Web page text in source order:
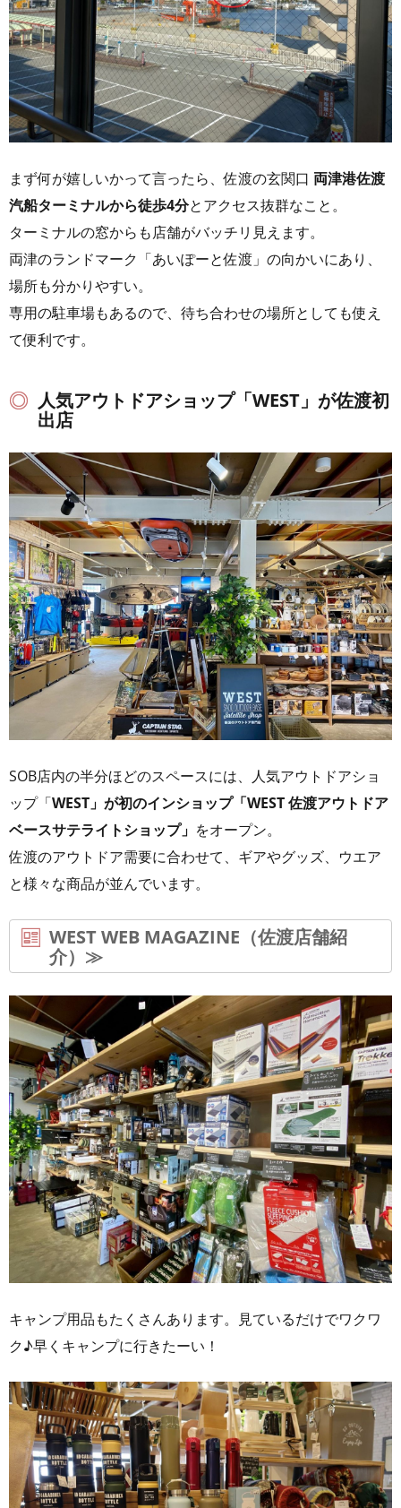
まず何が嬉しいかって言ったら、佐渡の玄関口 両津港佐渡
汽船ターミナルから徒歩4分とアクセス抜群なこと。
ターミナルの窓からも店舗がバッチリ見えます。
両津のランドマーク「あいぽーと佐渡」の向かいにあり、
場所も分かりやすい。
専用の駐車場もあるので、待ち合わせの場所としても使え
て便利です。
人気アウトドアショップ「WEST」が佐渡初
出店
SOB店内の半分ほどのスペースには、人気アウトドアショ
ップ「WEST」が初のインショップ「WEST 佐渡アウトドア
ベースサテライトショップ」 をオープン。
佐渡のアウトドア需要に合わせて、ギアやグッズ、ウエア
と様々な商品が並んでいます。
WEST WEB MAGAZINE（佐渡店舗紹
介）≫
キャンプ用品もたくさんあります。見ているだけでワクワ
ク♪早くキャンプに行きたーい！